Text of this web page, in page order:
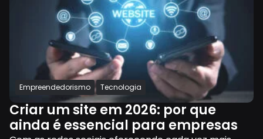
Empreendedorismo Tecnologia
Criar um site em 2026: por que
ainda é essencial para empresas